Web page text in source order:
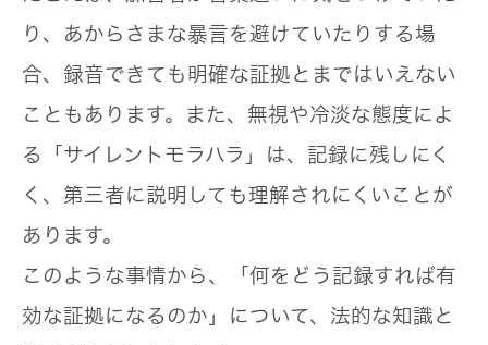
り、あからさまな暴言を避けていたりする場
合、録音できても明確な証拠とまではいえない
こともあります。また、無視や冷淡な態度によ
る「サイレントモラハラ」は、記録に残しにく
く、第三者に説明しても理解されにくいことが
あります。
このような事情から、 「何をどう記録すれば有
効な証拠になるのか」について、法的な知識と